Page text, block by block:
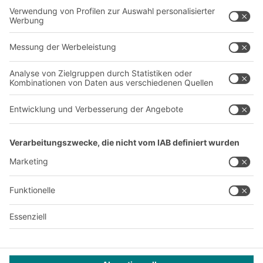
Über uns
Produktionsstandorte
Karriere
YOUR LIFE.
+41 41 790 20 64
Dieses Angebot ist für Industrie, Handwerk, Handel und die